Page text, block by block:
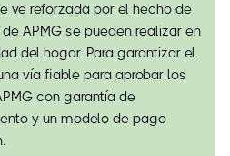
ve reforzada por el hecho de
APMG se pueden realizar en
del hogar. Para garantizar el
vía fiable para aprobar los
con garantía de
y un modelo de pago